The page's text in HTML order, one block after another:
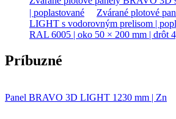
| poplastované
Zvárané plotové
LIGHT s vodorovným prelisom |
RAL 6005 | oko 50 × 200 mm | drôt
Príbuzné
Panel BRAVO 3D LIGHT 1230 mm | Zn